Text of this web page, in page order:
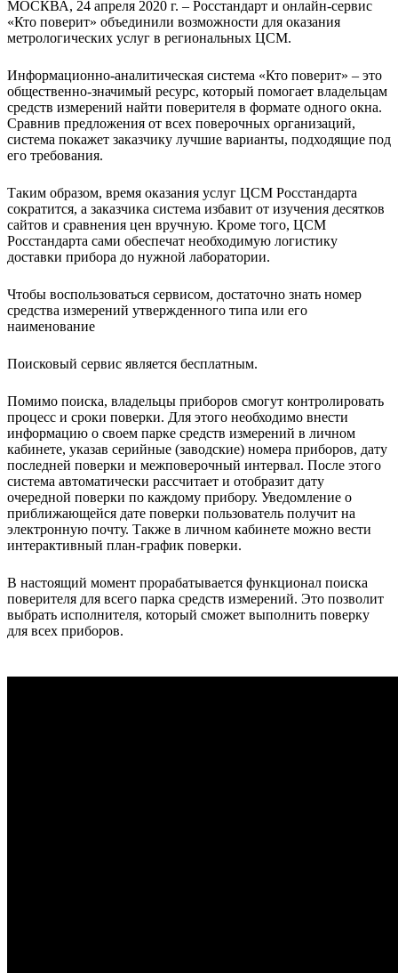
МОСКВА, 24 апреля 2020 г. – Росстандарт и онлайн-сервис
«Кто поверит» объединили возможности для оказания
метрологических услуг в региональных ЦСМ.
Информационно-аналитическая система «Кто поверит» – это
общественно-значимый ресурс, который помогает владельцам
средств измерений найти поверителя в формате одного окна.
Сравнив предложения от всех поверочных организаций,
система покажет заказчику лучшие варианты, подходящие под
его требования.
Таким образом, время оказания услуг ЦСМ Росстандарта
сократится, а заказчика система избавит от изучения десятков
сайтов и сравнения цен вручную. Кроме того, ЦСМ
Росстандарта сами обеспечат необходимую логистику
доставки прибора до нужной лаборатории.
Чтобы воспользоваться сервисом, достаточно знать номер
средства измерений утвержденного типа или его
наименование
Поисковый сервис является бесплатным.
Помимо поиска, владельцы приборов смогут контролировать
процесс и сроки поверки. Для этого необходимо внести
информацию о своем парке средств измерений в личном
кабинете, указав серийные (заводские) номера приборов, дату
последней поверки и межповерочный интервал. После этого
система автоматически рассчитает и отобразит дату
очередной поверки по каждому прибору. Уведомление о
приближающейся дате поверки пользователь получит на
электронную почту. Также в личном кабинете можно вести
интерактивный план-график поверки.
В настоящий момент прорабатывается функционал поиска
поверителя для всего парка средств измерений. Это позволит
выбрать исполнителя, который сможет выполнить поверку
для всех приборов.